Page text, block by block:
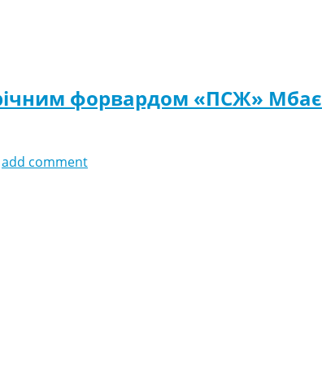
форвардом «ПСЖ» Мбає
add comment